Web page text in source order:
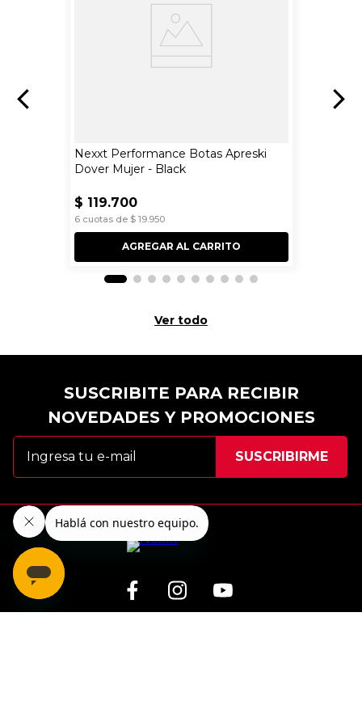
Nexxt Performance Botas Apreski
Dover Mujer - Black
$ 119.700
6cuotas de $ 19.950
AGREGAR AL CARRITO
Ver todo
SUSCRIBITE PARA RECIBIR
NOVEDADES Y PROMOCIONES